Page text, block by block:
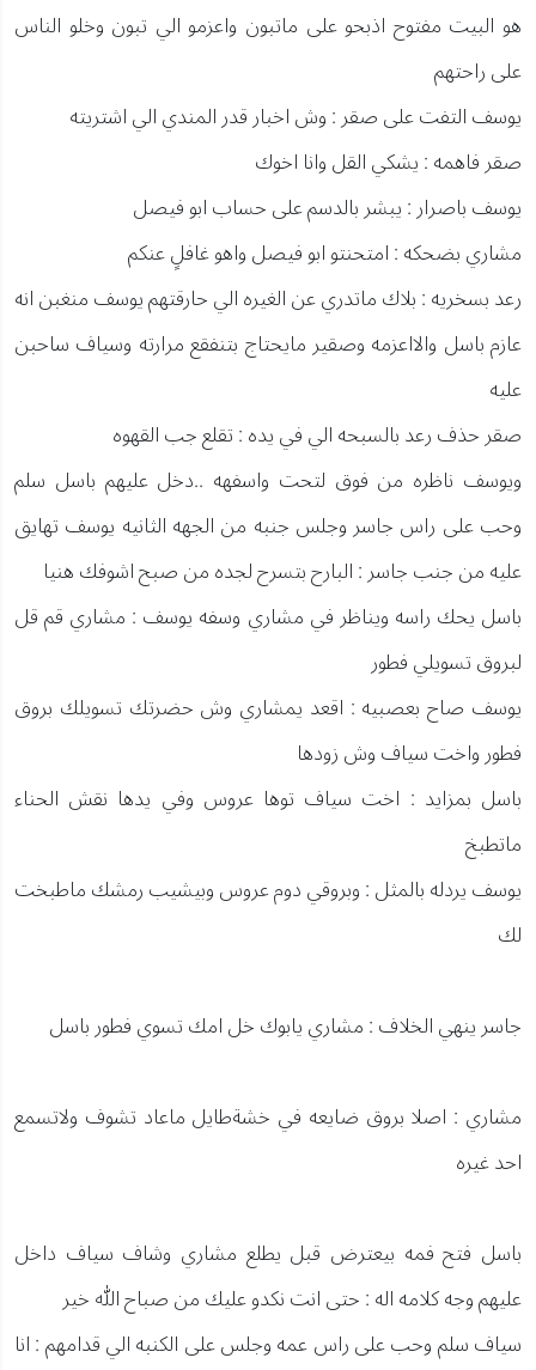
هو البيت مفتوح اذبحو على ماتبون واعزمو الي تبون وخلو الناس
على راحتهم
يوسف التفت على صقر : وش اخبار قدر المندي الي اشتريته
صقر فاهمه : يشكي القل وانا اخوك
يوسف باصرار : يبشر بالدسم على حساب ابو فيصل
مشاري بضحكه : امتحنتو ابو فيصل واهو غافلٍ عنكم
رعد بسخريه : بلاك ماتدري عن الغيره الي حارقتهم يوسف منغبن انه
عازم باسل والااعزمه وصقير مايحتاج بتنفقع مرارته وسياف ساحبن
عليه
صقر حذف رعد بالسبحه الي في يده : تقلع جب القهوه
ويوسف ناظره من فوق لتحت واسفهه ..دخل عليهم باسل سلم
وحب على راس جاسر وجلس جنبه من الجهه الثانيه يوسف تهايق
عليه من جنب جاسر : البارح بتسرح لجده من صبح اشوفك هنيا
باسل يحك راسه ويناظر في مشاري وسفه يوسف : مشاري قم قل
لبروق تسويلي فطور
يوسف صاح بعصبيه : اقعد يمشاري وش حضرتك تسويلك بروق
فطور واخت سياف وش زودها
باسل بمزايد : اخت سياف توها عروس وفي يدها نقش الحناء
ماتطبخ
يوسف يردله بالمثل : وبروقي دوم عروس وبيشيب رمشك ماطبخت
لك
جاسر ينهي الخلاف : مشاري يابوك خل امك تسوي فطور باسل
مشاري : اصلا بروق ضايعه في خشةطايل ماعاد تشوف ولاتسمع
احد غيره
باسل فتح فمه بيعترض قبل يطلع مشاري وشاف سياف داخل
عليهم وجه كلامه اله : حتى انت نكدو عليك من صباح الله خير
سياف سلم وحب على راس عمه وجلس على الكنبه الي قدامهم : انا